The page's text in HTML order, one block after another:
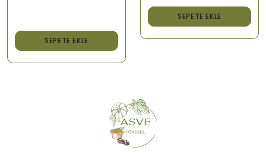
SEPETE EKLE
SEPETE EKLE